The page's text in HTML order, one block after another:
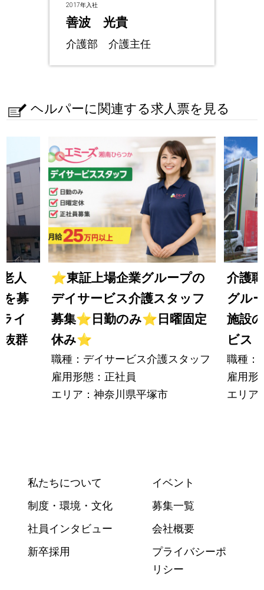
2017年入社
善波 光貴
介護部 介護主任
ヘルパーに関連する求人票を見る
人
を募
イ
群
⭐東証上場企業グループの
デイサービス介護スタッフ
募集⭐ 日勤のみ⭐ 日曜固定
休み⭐
職種：デイサービス介護スタッフ
雇用形態：正社員
エリア：神奈川県平塚市
介護
グル
施設
ビス
職種：
雇用形
エリア
私たちについて
制度・環境・文化
社員インタビュー
新卒採用
イベント
募集一覧
会社概要
プライバシーポ
リシー